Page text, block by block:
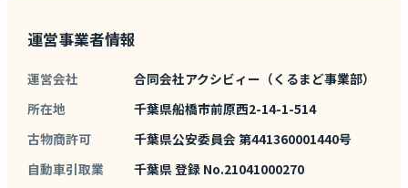
運営事業者情報
運営会社
合同会社アクシビィー（くるまど事業部）
所在地
千葉県船橋市前原西2-14-1-514
古物商許可
千葉県公安委員会 第441360001440号
自動車引取業
千葉県 登録 No.21041000270